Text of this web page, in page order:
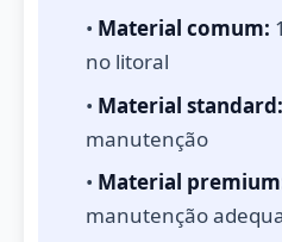
• Material comum:
no litoral
• Material standard:
manutenção
• Material
manutenção